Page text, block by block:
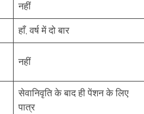
नहीं
हाँ, वर्ष में दो बार
नहीं
सेवानिवृति के बाद ही पेंशन के लिए
पात्र